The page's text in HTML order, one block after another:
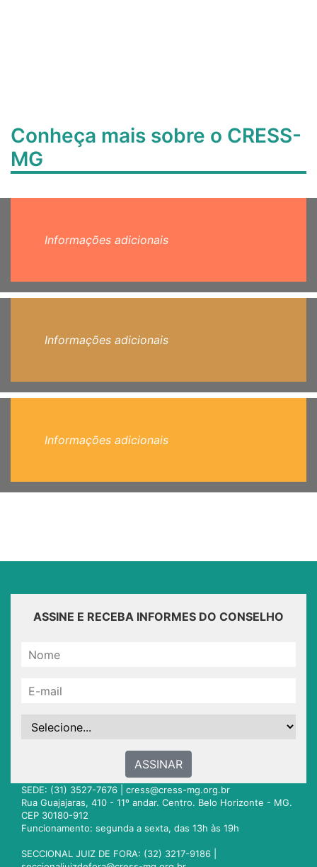
Conheça mais sobre o CRESS-
MG
Informações adicionais
Informações adicionais
Informações adicionais
ASSINE E RECEBA INFORMES DO CONSELHO
ASSINAR
SEDE: (31) 3527-7676 | cress@cress-mg.org.br
Rua Guajajaras, 410 - 11º andar. Centro. Belo Horizonte - MG.
CEP 30180-912
Funcionamento: segunda a sexta, das 13h às 19h
SECCIONAL JUIZ DE FORA: (32) 3217-9186 |